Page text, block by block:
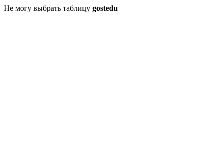
Не могу выбрать таблицу gostedu